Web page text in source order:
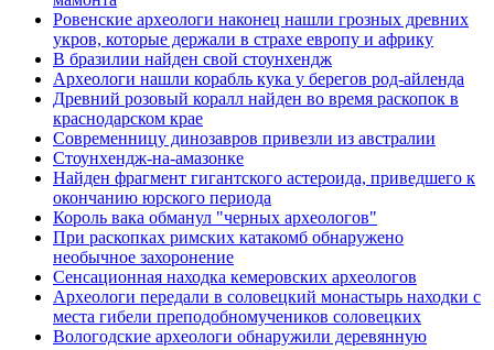
Ровенские археологи наконец нашли грозных древних
укров, которые держали в страхе европу и африку
В бразилии найден свой стоунхендж
Археологи нашли корабль кука у берегов род-айленда
Древний розовый коралл найден во время раскопок в
краснодарском крае
Современницу динозавров привезли из австралии
Стоунхендж-на-амазонке
Найден фрагмент гигантского астероида, приведшего к
окончанию юрского периода
Король вака обманул "черных археологов"
При раскопках римских катакомб обнаружено
необычное захоронение
Сенсационная находка кемеровских археологов
Археологи передали в соловецкий монастырь находки с
места гибели преподобномучеников соловецких
Вологодские археологи обнаружили деревянную